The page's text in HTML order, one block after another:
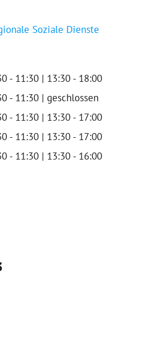
Soziale Dienste
- 11:30 | 13:30 - 18:00
- 11:30 | geschlossen
- 11:30 | 13:30 - 17:00
- 11:30 | 13:30 - 17:00
- 11:30 | 13:30 - 16:00